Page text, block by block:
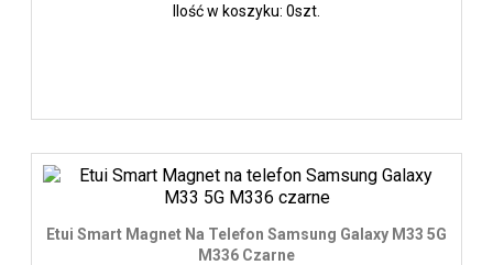
Ilość w koszyku: 0szt.
Etui Smart Magnet Na Telefon Samsung Galaxy M33 5G
M336 Czarne